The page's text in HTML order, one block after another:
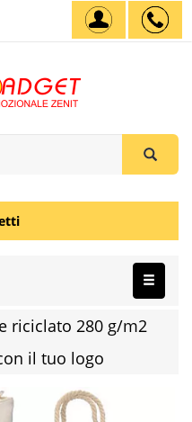
riciclato 280 g/m2
il tuo logo